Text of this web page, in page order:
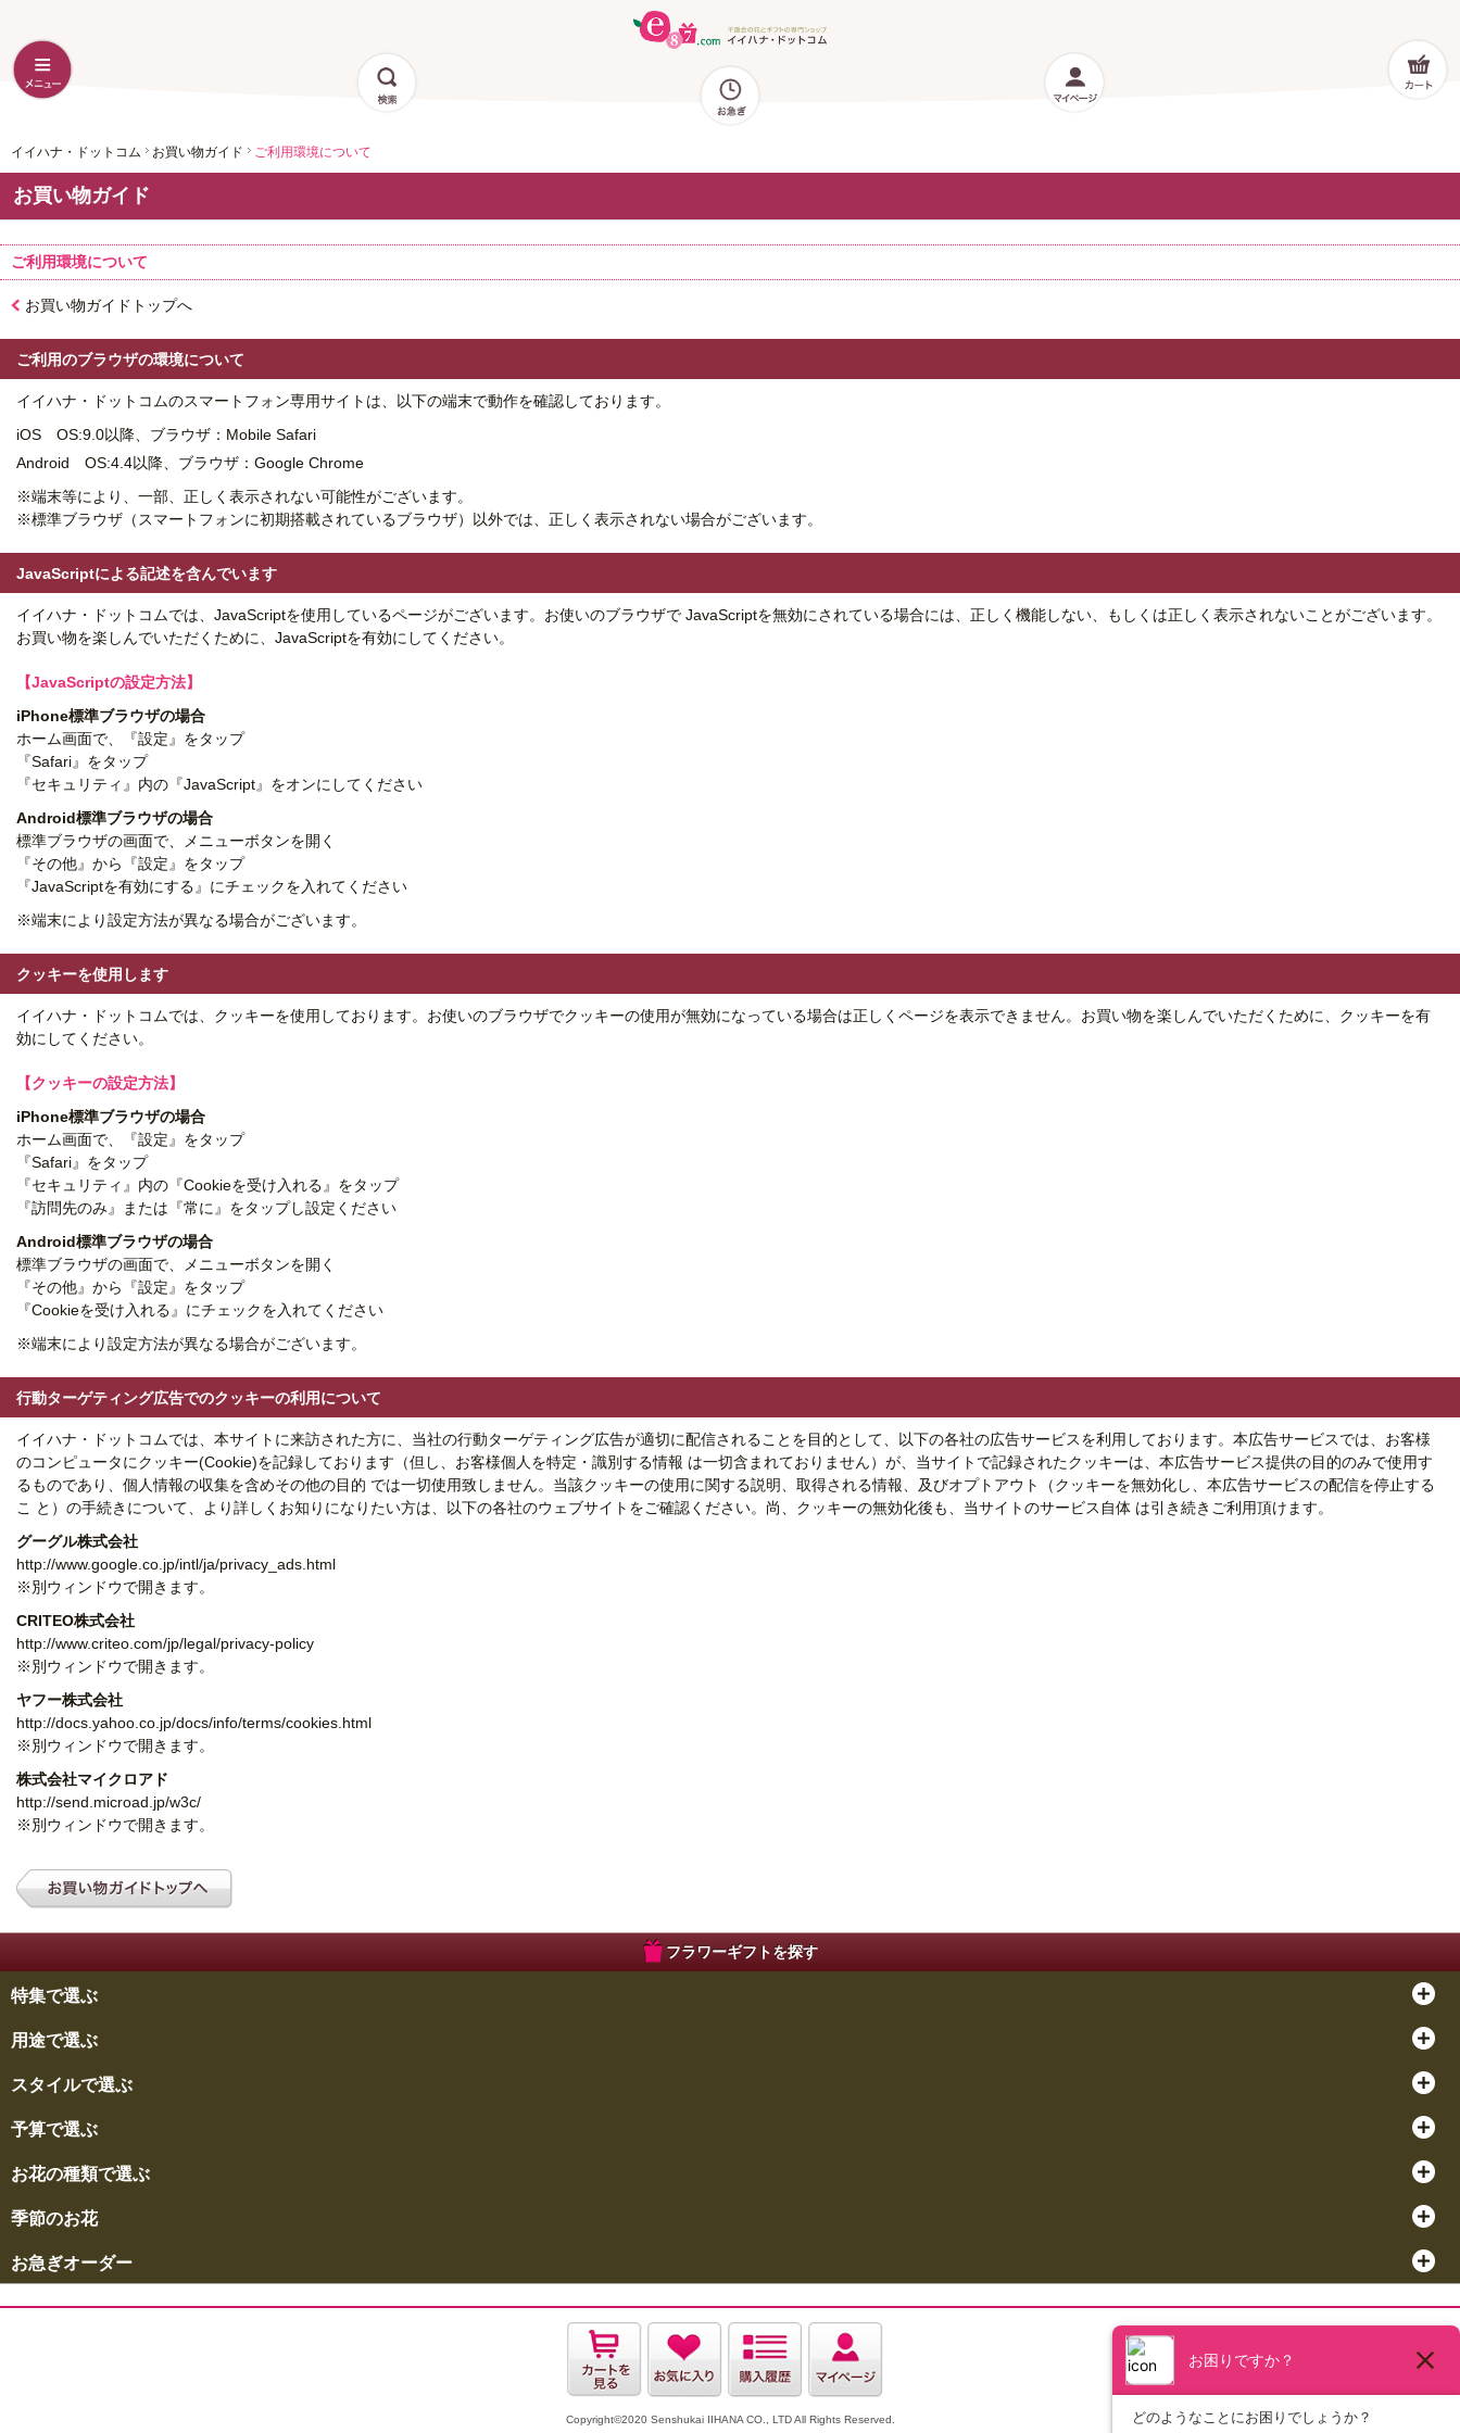
イイハナ・ドットコム お買い物ガイド ご利用環境について
お買い物ガイド
ご利用環境について
お買い物ガイドトップへ
ご利用のブラウザの環境について
イイハナ・ドットコムのスマートフォン専用サイトは、以下の端末で動作を確認しております。
iOS OS:9.0以降、ブラウザ：Mobile Safari
Android OS:4.4以降、ブラウザ：Google Chrome
※端末等により、一部、正しく表示されない可能性がございます。
※標準ブラウザ（スマートフォンに初期搭載されているブラウザ）以外では、正しく表示されない場合がございます。
JavaScriptによる記述を含んでいます
イイハナ・ドットコムでは、JavaScriptを使用しているページがございます。お使いのブラウザで JavaScriptを無効にされている場合には、正しく機能しない、もしくは正しく表示されないことがございます。
お買い物を楽しんでいただくために、JavaScriptを有効にしてください。
【JavaScriptの設定方法】
iPhone標準ブラウザの場合
ホーム画面で、『設定』をタップ
『Safari』をタップ
『セキュリティ』内の『JavaScript』をオンにしてください
Android標準ブラウザの場合
標準ブラウザの画面で、メニューボタンを開く
『その他』から『設定』をタップ
『JavaScriptを有効にする』にチェックを入れてください
※端末により設定方法が異なる場合がございます。
クッキーを使用します
イイハナ・ドットコムでは、クッキーを使用しております。お使いのブラウザでクッキーの使用が無効になっている場合は正しくページを表示できません。お買い物を楽しんでいただくために、クッキーを有
効にしてください。
【クッキーの設定方法】
iPhone標準ブラウザの場合
ホーム画面で、『設定』をタップ
『Safari』をタップ
『セキュリティ』内の『Cookieを受け入れる』をタップ
『訪問先のみ』または『常に』をタップし設定ください
Android標準ブラウザの場合
標準ブラウザの画面で、メニューボタンを開く
『その他』から『設定』をタップ
『Cookieを受け入れる』にチェックを入れてください
※端末により設定方法が異なる場合がございます。
行動ターゲティング広告でのクッキーの利用について
イイハナ・ドットコムでは、本サイトに来訪された方に、当社の行動ターゲティング広告が適切に配信されることを目的として、以下の各社の広告サービスを利用しております。本広告サービスでは、お客様
のコンピュータにクッキー(Cookie)を記録しております（但し、お客様個人を特定・識別する情報 は一切含まれておりません）が、当サイトで記録されたクッキーは、本広告サービス提供の目的のみで使用す
るものであり、個人情報の収集を含めその他の目的 では一切使用致しません。当該クッキーの使用に関する説明、取得される情報、及びオプトアウト（クッキーを無効化し、本広告サービスの配信を停止する
こ と）の手続きについて、より詳しくお知りになりたい方は、以下の各社のウェブサイトをご確認ください。尚、クッキーの無効化後も、当サイトのサービス自体 は引き続きご利用頂けます。
グーグル株式会社
http://www.google.co.jp/intl/ja/privacy_ads.html
※別ウィンドウで開きます。
CRITEO株式会社
http://www.criteo.com/jp/legal/privacy-policy
※別ウィンドウで開きます。
ヤフー株式会社
http://docs.yahoo.co.jp/docs/info/terms/cookies.html
※別ウィンドウで開きます。
株式会社マイクロアド
http://send.microad.jp/w3c/
※別ウィンドウで開きます。
フラワーギフトを探す
特集で選ぶ
用途で選ぶ
スタイルで選ぶ
予算で選ぶ
お花の種類で選ぶ
季節のお花
お急ぎオーダー
Copyright©2020 Senshukai IIHANA CO., LTD All Rights Reserved.